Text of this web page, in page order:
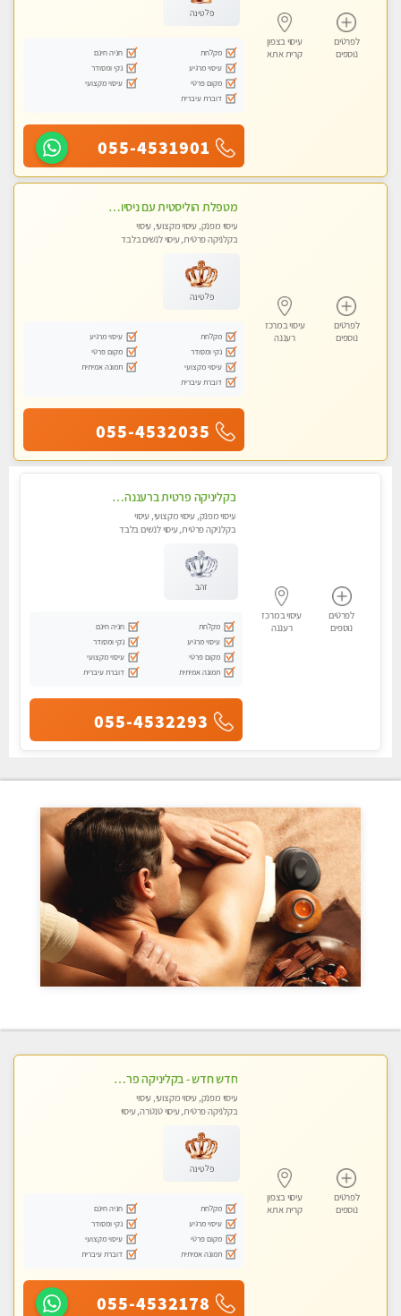
לפרטים
נוספים
עיסוי בצפון
קרית אתא
פלטינה
מקלחת
חניה חינם
עיסוי מרגיע
נקי ומסודר
מקום פרטי
עיסוי מקצועי
דוברת עיברית
055-4531901
לפרטים
נוספים
עיסוי במרכז
רעננה
מטפלת הוליסטית עם ניסיון מעל עשור. עיסוי הוליסטי לגוף ולנשמה עם שמנים חמים מתאים: לגברים/נשים ונשים בהריון . ומקצועית ברמה גבוהה
עיסוי מפנק, עיסוי מקצועי, עיסוי
בקלניקה פרטית, עיסוי לנשים בלבד
פלטינה
מקלחת
עיסוי מרגיע
נקי ומסודר
מקום פרטי
עיסוי מקצועי
תמונה אמיתית
דוברת עיברית
055-4532035
לפרטים
נוספים
עיסוי במרכז
רעננה
בקליניקה פרטית ברעננה עיסוי לחידוש אנרגיות עיסוי מומלץ מאוד !
עיסוי מפנק, עיסוי מקצועי, עיסוי
בקלניקה פרטית, עיסוי לנשים בלבד
זהב
מקלחת
חניה חינם
עיסוי מרגיע
נקי ומסודר
מקום פרטי
עיסוי מקצועי
תמונה אמיתית
דוברת עיברית
055-4532293
לפרטים
נוספים
עיסוי בצפון
קרית אתא
חדש חדש - בקליניקה פרטית בחיפה עיסוי לחידוש אנרגיות עיסוי חלומי מומלץ מאוד !
עיסוי מפנק, עיסוי מקצועי, עיסוי
בקלניקה פרטית, עיסוי טנטרה, עיסוי
פלטינה
מקלחת
חניה חינם
עיסוי מרגיע
נקי ומסודר
מקום פרטי
עיסוי מקצועי
תמונה אמיתית
דוברת עיברית
055-4532178